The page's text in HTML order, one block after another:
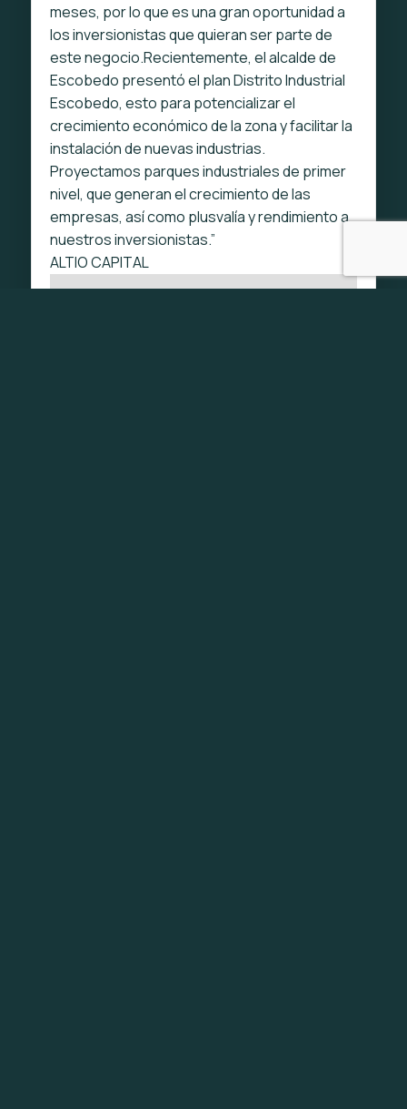
meses, por lo que es una gran oportunidad a
los inversionistas que quieran ser parte de
este negocio.Recientemente, el alcalde de
Escobedo presentó el plan Distrito Industrial
Escobedo, esto para potencializar el
crecimiento económico de la zona y facilitar la
instalación de nuevas industrias.
Proyectamos parques industriales de primer
nivel, que generan el crecimiento de las
empresas, así como plusvalía y rendimiento a
nuestros inversionistas.”
ALTIO CAPITAL